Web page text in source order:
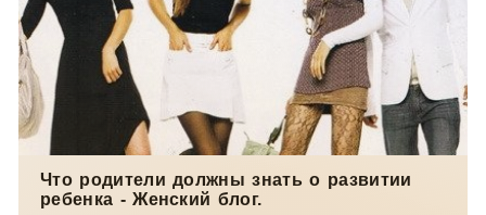
Что родители должны знать о развитии
ребенка - Женский блог.